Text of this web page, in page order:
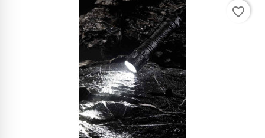
favorite_border